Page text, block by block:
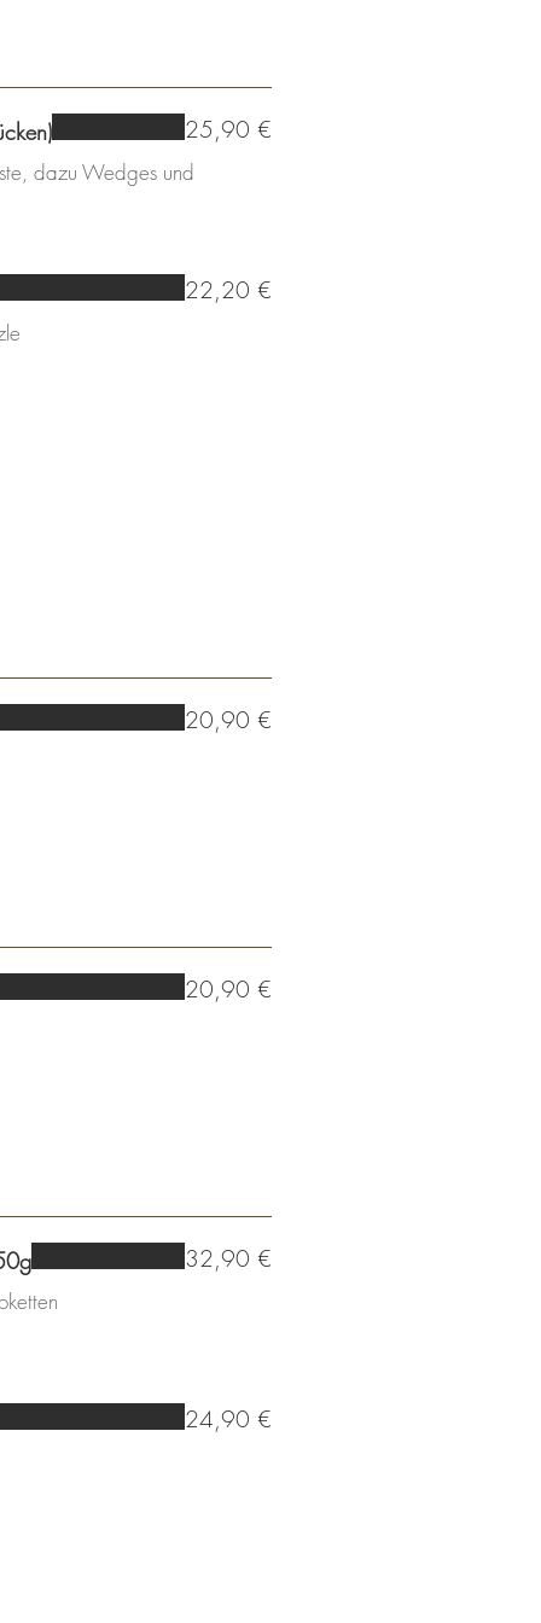
dazu Wedges und
25,90 €
22,20 €
20,90 €
20,90 €
32,90 €
24,90 €